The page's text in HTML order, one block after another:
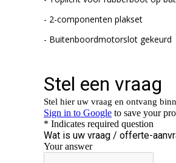
- 2-componenten plakset
- Buitenboordmotorslot gekeurd